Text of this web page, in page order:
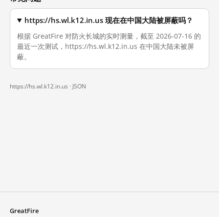
https://hs.wl.k12.in.us 现在在中国大陆被屏蔽吗？
根据 GreatFire 对防火长城的实时测量，截至 2026-07-16 的
最近一次测试，https://hs.wl.k12.in.us 在中国大陆未被屏
蔽。
https://hs.wl.k12.in.us · JSON
GreatFire